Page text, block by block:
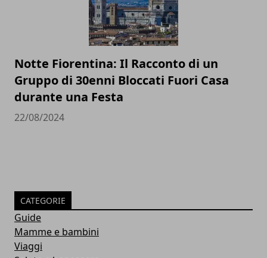
Notte Fiorentina: Il Racconto di un
Gruppo di 30enni Bloccati Fuori Casa
durante una Festa
22/08/2024
CATEGORIE
Guide
Mamme e bambini
Viaggi